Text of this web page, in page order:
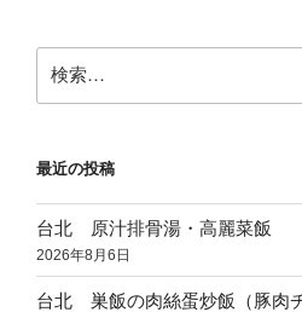
ン
索:
最近の投稿
台北 原汁排骨湯・高麗菜飯
2026年8月6日
台北 巣飯の肉絲蛋炒飯（豚肉